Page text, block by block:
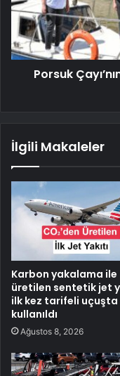
Porsuk
İlgili Makaleler
Karbon yakalama ile
üretilen sentetik jet
ilk kez tarifeli uçuşta
kullanıldı
Ağustos 8, 2026